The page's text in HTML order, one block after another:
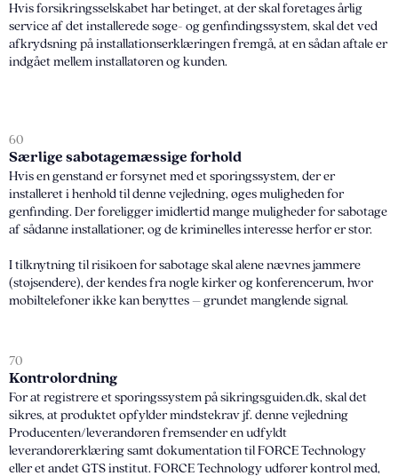
Hvis forsikringsselskabet har betinget, at der skal foretages årlig
service af det installerede søge- og genfindingssystem, skal det ved
afkrydsning på installationserklæringen fremgå, at en sådan aftale er
indgået mellem installatøren og kunden.
60
Særlige sabotagemæssige forhold
Hvis en genstand er forsynet med et sporingssystem, der er
installeret i henhold til denne vejledning, øges muligheden for
genfinding. Der foreligger imidlertid mange muligheder for sabotage
af sådanne installationer, og de kriminelles interesse herfor er stor.
I tilknytning til risikoen for sabotage skal alene nævnes jammere
(støjsendere), der kendes fra nogle kirker og konferencerum, hvor
mobiltelefoner ikke kan benyttes – grundet manglende signal.
70
Kontrolordning
For at registrere et sporingssystem på sikringsguiden.dk, skal det
sikres, at produktet opfylder mindstekrav jf. denne vejledning
Producenten/leverandøren fremsender en udfyldt
leverandørerklæring samt dokumentation til FORCE Technology
eller et andet GTS institut. FORCE Technology udfører kontrol med,